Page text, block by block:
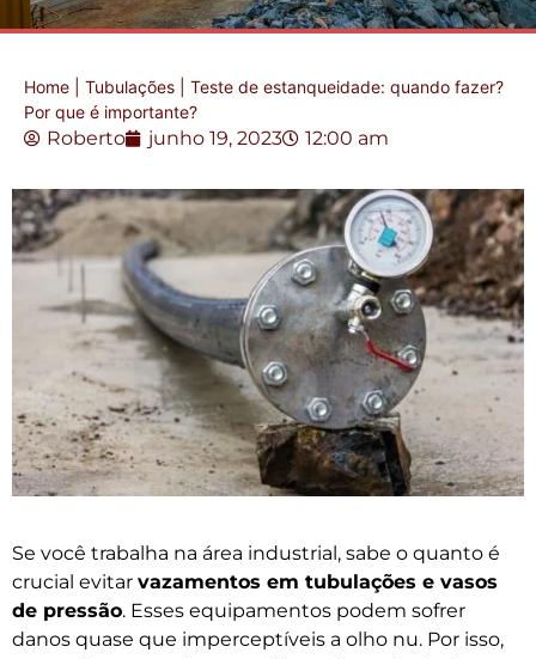
Home Tubulações
Teste de estanqueidade: quando fazer?
Por que é importante?
Roberto junho 19, 2023 12:00 am
Se você trabalha na área industrial, sabe o quanto é
crucial evitar vazamentos em tubulações e vasos
de pressão. Esses equipamentos podem sofrer
danos quase que imperceptíveis a olho nu. Por isso,